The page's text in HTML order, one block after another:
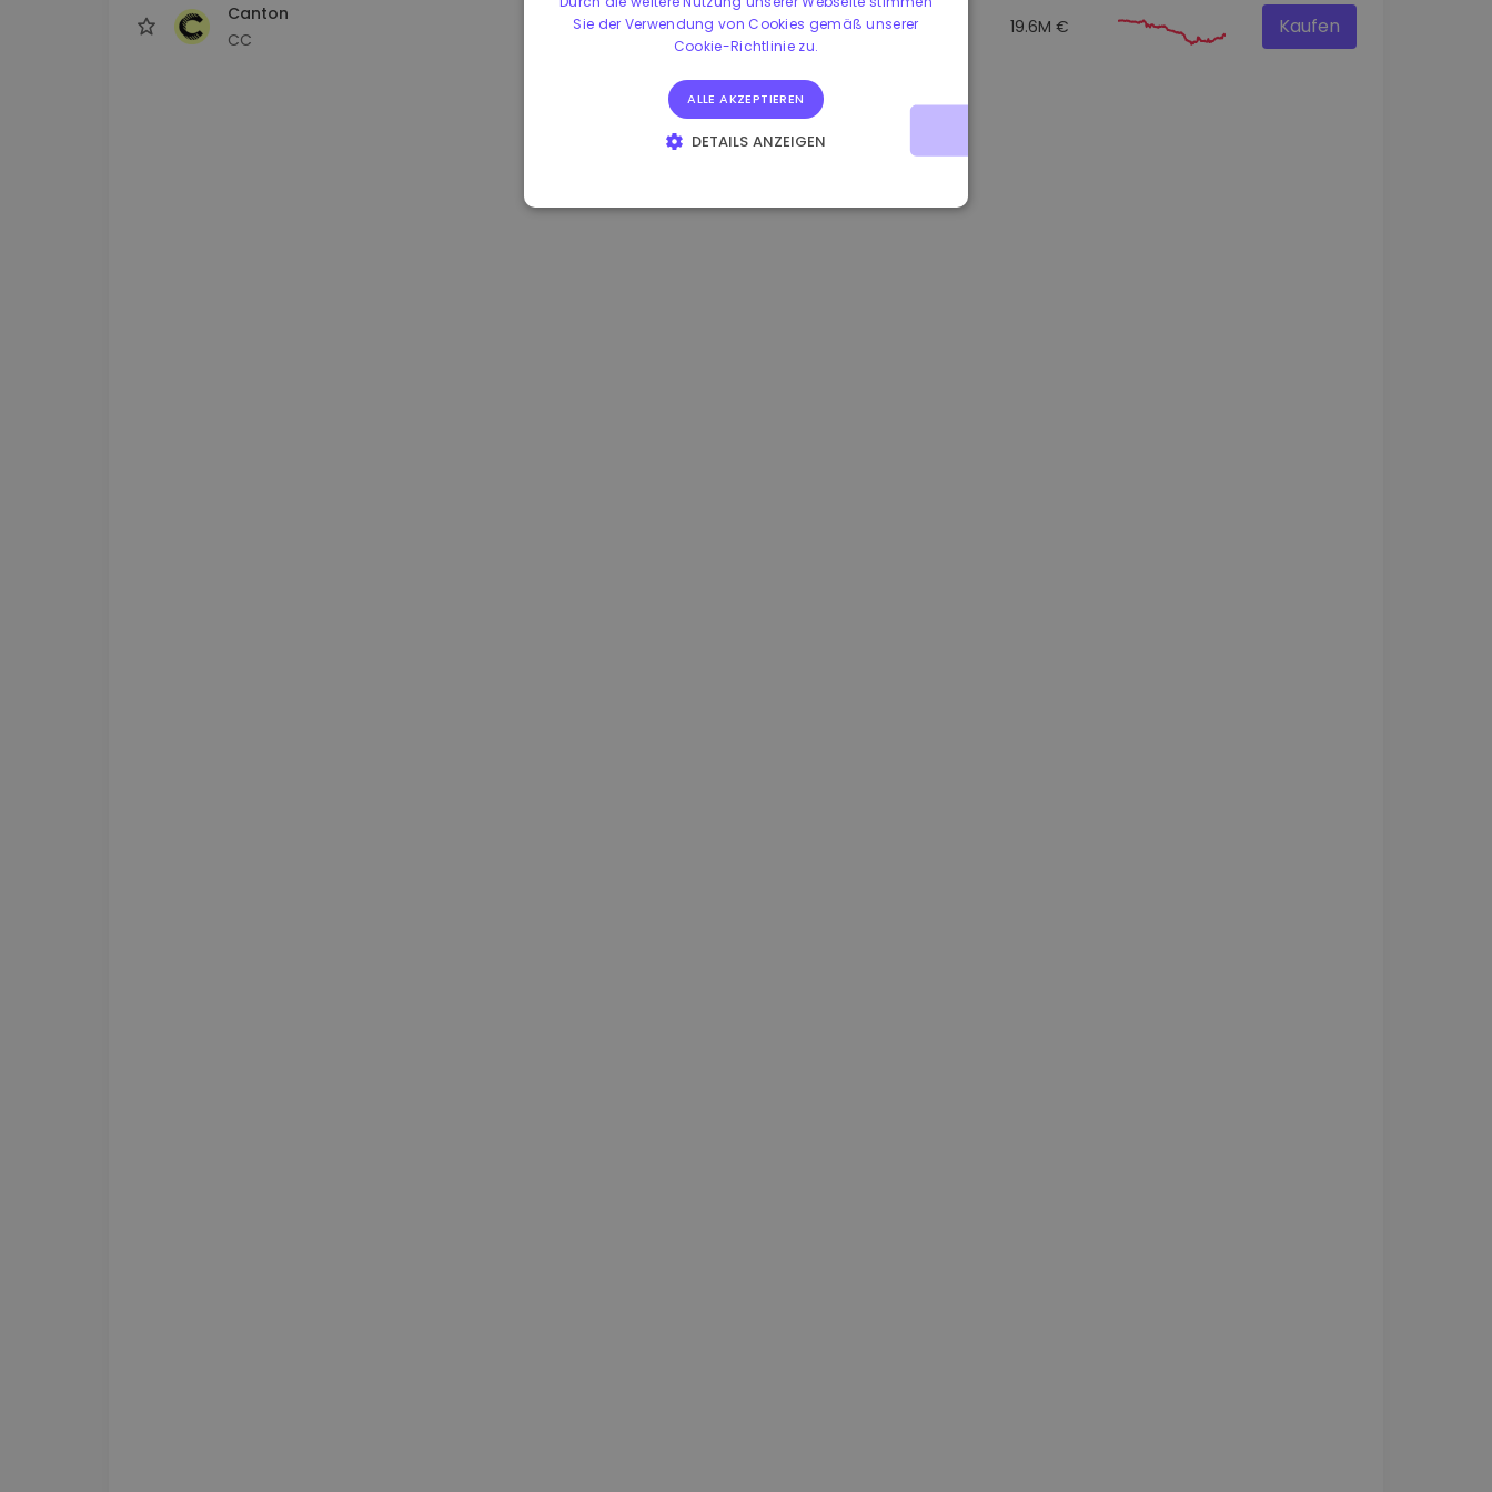
Canton
CC
0.084060000 € +6.10% 3.3B € 19.6M € Kaufen
Sie der Verwendung von Cookies gemäß unserer
Cookie-Richtlinie zu.
ALLE AKZEPTIEREN
DETAILS ANZEIGEN